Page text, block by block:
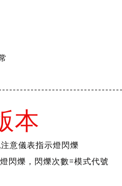
本
意儀表指示燈閃爍
閃爍，閃爍次數=模式代號